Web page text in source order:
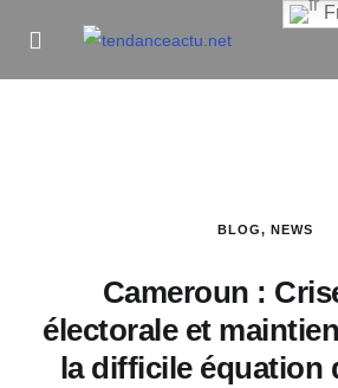
Informe Pour Bâtir /
BLOG, NEWS
Cameroun :
électorale et
la difficile équation